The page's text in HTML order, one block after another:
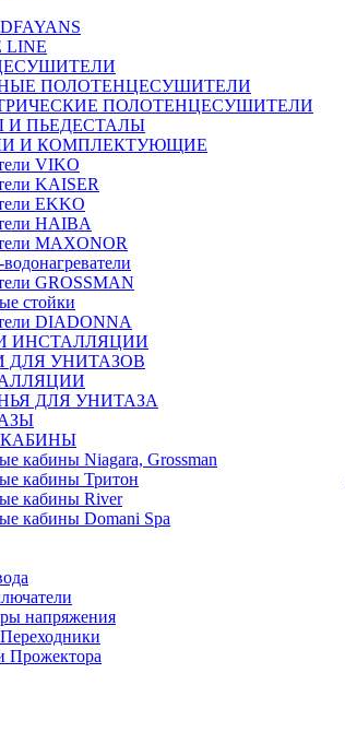
LINE
ПОЛОТЕНЦЕСУШИТЕЛИ
ПОЛОТЕНЦЕСУШИТЕЛИ
И ПЬЕДЕСТАЛЫ
И КОМПЛЕКТУЮЩИЕ
VIKO
KAISER
EKKO
HAIBA
MAXONOR
GROSSMAN
стойки
DIADONNA
ИНСТАЛЛЯЦИИ
ДЛЯ УНИТАЗОВ
ДЛЯ УНИТАЗА
кабины Niagara, Grossman
кабины Тритон
кабины River
кабины Domani Spa
напряжения
Прожектора